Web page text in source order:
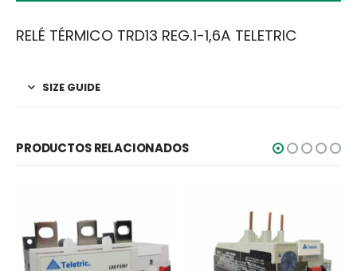
RELÉ TÉRMICO TRD13 REG.1-1,6A TELETRIC
SIZE GUIDE
PRODUCTOS RELACIONADOS